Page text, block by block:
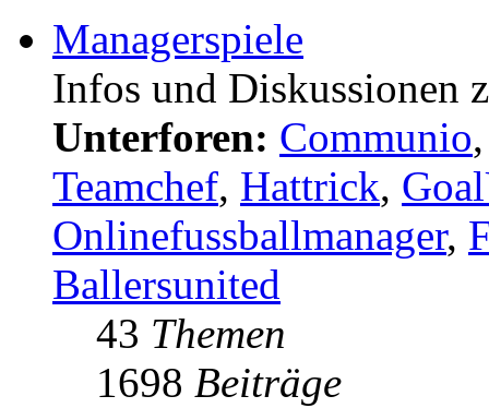
Managerspiele
Infos und Diskussionen
Unterforen: Communio
Teamchef, Hattrick,
Onlinefussballmanager,
Ballersunited
43 Themen
1698 Beiträge